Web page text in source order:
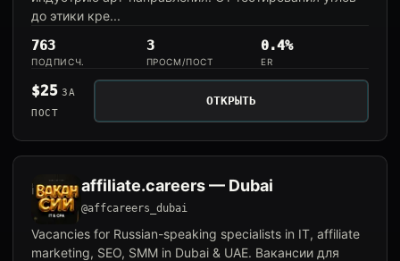
до этики кре...
763
ПОДПИСЧ.
3
ПРОСМ/ПОСТ
0.4%
ER
$25 ЗА
ПОСТ
ОТКРЫТЬ
affiliate.careers — Dubai
@affcareers_dubai
Vacancies for Russian-speaking specialists in IT, affiliate
marketing, SEO, SMM in Dubai & UAE. Вакансии для